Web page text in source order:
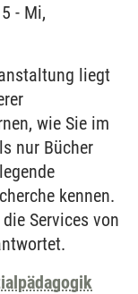
- Mi,
liegt
wie Sie im
nur Bücher
kennen.
Services von